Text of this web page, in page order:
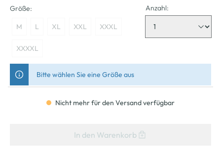
Größe:
M L XL XXL XXXL
XXXXL
Anzahl:
Bitte wählen Sie eine Größe aus
Nicht mehr für den Versand verfügbar
In den Warenkorb